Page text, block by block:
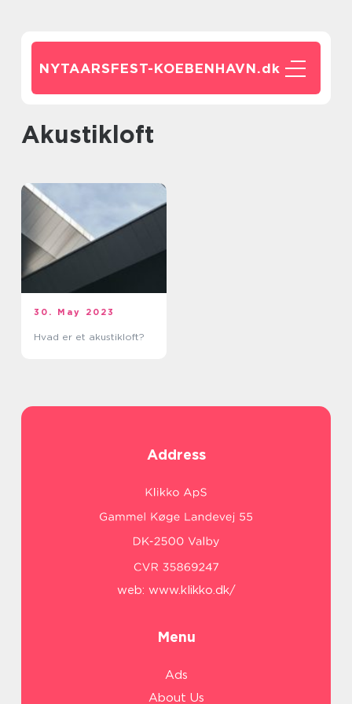
NYTAARSFEST-KOEBENHAVN.dk
akustikloft
30. May 2023
Hvad er et akustikloft?
Address
web: www.klikko.dk/
Menu
Ads
About Us